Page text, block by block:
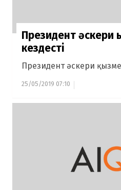
Президент әскери
кездесті
Президент әскери
25/05/2019 07:10